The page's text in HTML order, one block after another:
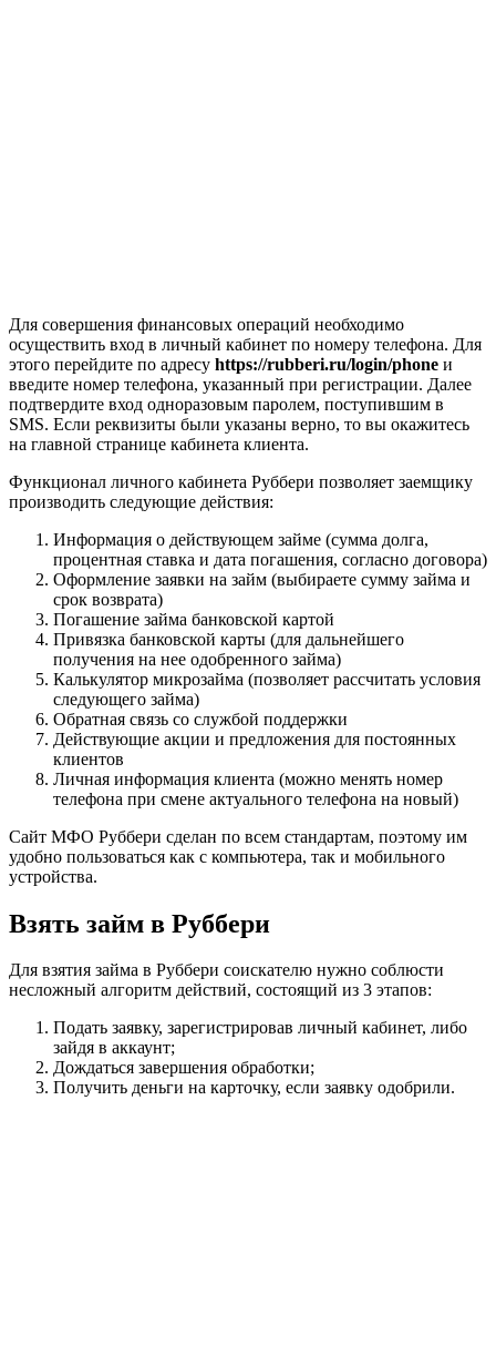
Для совершения финансовых операций необходимо
осуществить вход в личный кабинет по номеру телефона. Для
этого перейдите по адресу https://rubberi.ru/login/phone и
введите номер телефона, указанный при регистрации. Далее
подтвердите вход одноразовым паролем, поступившим в
SMS. Если реквизиты были указаны верно, то вы окажитесь
на главной странице кабинета клиента.
Функционал личного кабинета Руббери позволяет заемщику
производить следующие действия:
Информация о действующем займе (сумма долга,
процентная ставка и дата погашения, согласно договора)
Оформление заявки на займ (выбираете сумму займа и
срок возврата)
Погашение займа банковской картой
Привязка банковской карты (для дальнейшего
получения на нее одобренного займа)
Калькулятор микрозайма (позволяет рассчитать условия
следующего займа)
Обратная связь со службой поддержки
Действующие акции и предложения для постоянных
клиентов
Личная информация клиента (можно менять номер
телефона при смене актуального телефона на новый)
Сайт МФО Руббери сделан по всем стандартам, поэтому им
удобно пользоваться как с компьютера, так и мобильного
устройства.
Взять займ в Руббери
Для взятия займа в Руббери соискателю нужно соблюсти
несложный алгоритм действий, состоящий из 3 этапов:
Подать заявку, зарегистрировав личный кабинет, либо
зайдя в аккаунт;
Дождаться завершения обработки;
Получить деньги на карточку, если заявку одобрили.